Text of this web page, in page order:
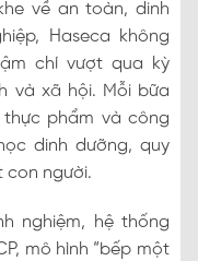
về an toàn, dinh
Haseca không
chí vượt qua kỳ
và xã hội. Mỗi bữa
phẩm và công
dinh dưỡng, quy
con người.
nghiệm, hệ thống
mô hình “bếp một